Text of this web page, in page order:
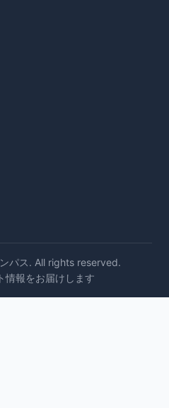
パス. All rights reserved.
情報をお届けします